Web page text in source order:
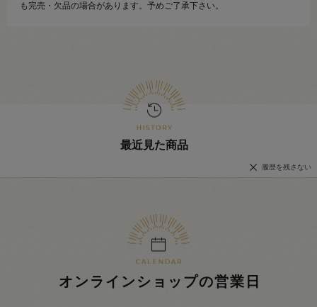
も完売・欠品の場合があります。予めご了承下さい。
最近見た商品
履歴を残さない
オンラインショップの営業日